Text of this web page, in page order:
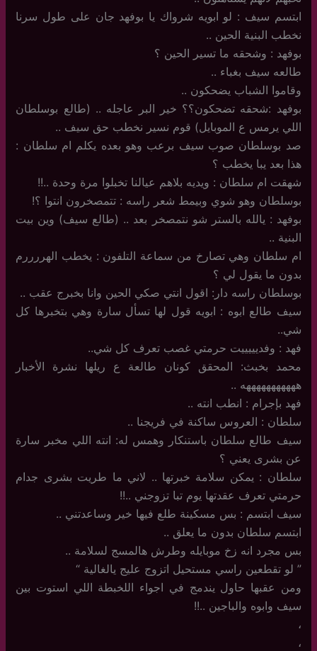
ابتسم سيف : لو ابويه شرواك يا بوفهد جان على طول سرنا
نخطب البنية الحين ..
بوفهد : وشحقه ما تسير الحين ؟
طالعه سيف بغباء ..
وقاموا الشباب يضحكون ..
بوفهد :شحقه تضحكون؟؟ خير البر عاجله .. (طالع بوسلطان
اللي يرمس ع الموبايل) قوم نسير نخطب حق سيف ..
صد بوسلطان صوب سيف برعب وهو بعده يكلم ام سلطان :
هذا بعد يبا يخطب ؟
شهقت ام سلطان : ويديه بلاهم عيالنا تخبلوا مرة وحدة ..!!
بوسلطان وهو شوي وبيمط شعر راسه : تتمصخرون انتوا ؟!
بوفهد : يالله بالستر شو نتمصخر بعد .. (طالع سيف) وين بيت
البنية ..
ام سلطان وهي تصارخ من سماعة التلفون : يخطب الهررررم
بدون ما يقول لي ؟
بوسلطان راسه دار: اقول انتي صكي الحين وانا بخبرج عقب ..
سيف طالع ابوه : ابويه قول لها تسأل سارة وهي بتخبرها كل
شي..
فهد : وفديييييت حرمتي غصب تعرف كل شي..
محمد بخبث: المحقق كونان طالعة ع ريلها نشرة الأخبار
هههههههههههه ..
فهد بإجرام : انطب انته ..
سلطان : العروس ساكنة في فريجنا ..
سيف طالع سلطان باستنكار وهمس له: انته اللي مخبر سارة
عن بشرى يعني ؟
سلطان : يمكن سلامة خبرتها .. لاني ما طريت بشرى جدام
حرمتي تعرف عقدتها يوم تبا تزوجني ..!!
سيف ابتسم : بس مسكينة طلع فيها خير وساعدتني ..
ابتسم سلطان بدون ما يعلق ..
بس مجرد انه زخ موبايله وطرش هالمسج لسلامة ..
” لو تقطعين راسي مستحيل اتزوج عليج يالغالية “
ومن عقبها حاول يندمج في اجواء اللخبطة اللي استوت بين
سيف وابوه والباجين ..!!
،
،